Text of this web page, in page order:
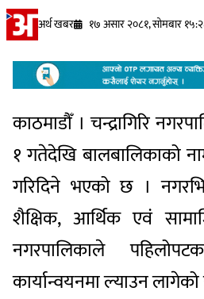
अर्थ खबर १७ असार २०८१, सोमबार
काठमाडौँ । चन्द्रागिरि
१ गतेदेखि बालबालिकाको
गरिदिने भएको छ ।
शैक्षिक, आर्थिक एवं
नगरपालिकाले
कार्यान्वयनमा ल्याउन लागेको